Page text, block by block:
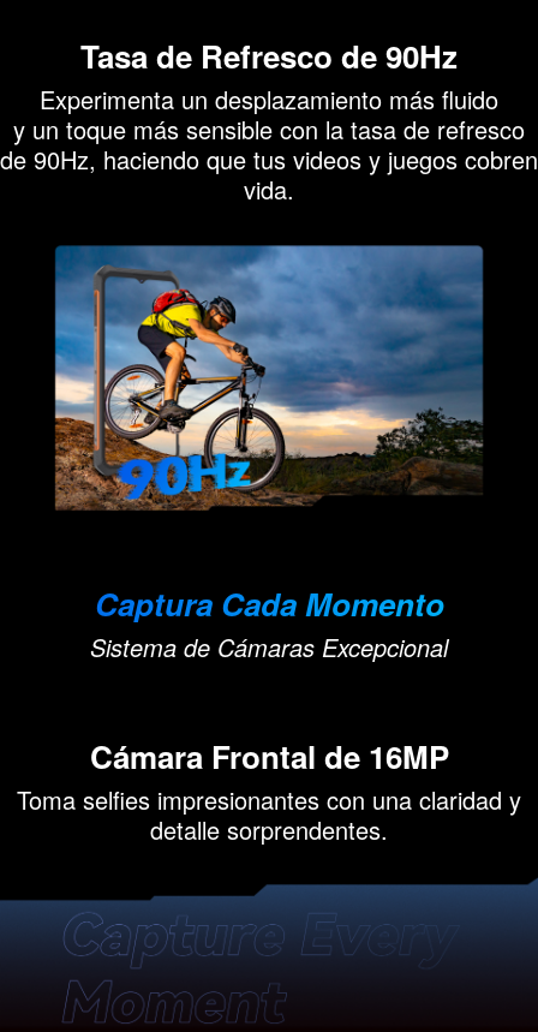
Tasa de Refresco de 90Hz
Experimenta un desplazamiento más fluido
y un toque más sensible con la tasa de refresco
de 90Hz, haciendo que tus videos y juegos cobren
vida.
Captura Cada Momento
Sistema de Cámaras Excepcional
Cámara Frontal de 16MP
Toma selfies impresionantes con una claridad y
detalle sorprendentes.